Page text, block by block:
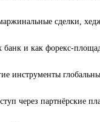
сделки,
и как форекс-
инструменты
через партнёрские